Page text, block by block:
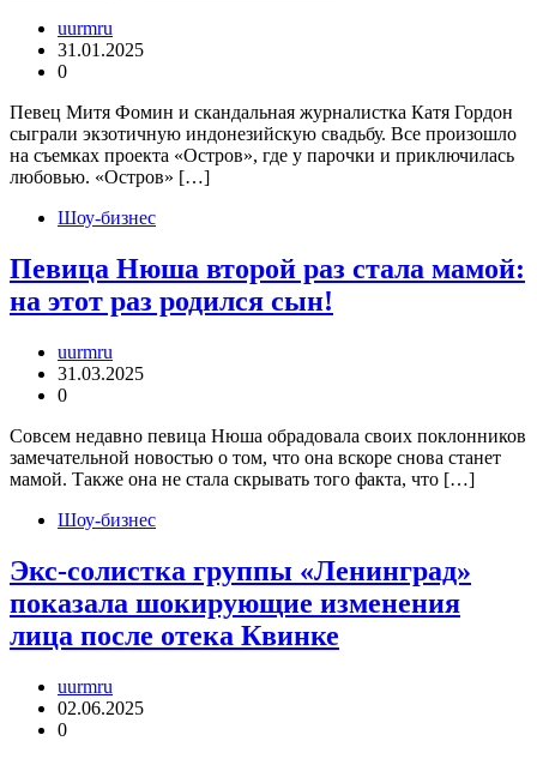
uurmru
31.01.2025
0
Певец Митя Фомин и скандальная журналистка Катя Гордон
сыграли экзотичную индонезийскую свадьбу. Все произошло
на съемках проекта «Остров», где у парочки и приключилась
любовью. «Остров» […]
Шоу-бизнес
Певица Нюша второй раз стала мамой:
на этот раз родился сын!
uurmru
31.03.2025
0
Совсем недавно певица Нюша обрадовала своих поклонников
замечательной новостью о том, что она вскоре снова станет
мамой. Также она не стала скрывать того факта, что […]
Шоу-бизнес
Экс-солистка группы «Ленинград»
показала шокирующие изменения
лица после отека Квинке
uurmru
02.06.2025
0